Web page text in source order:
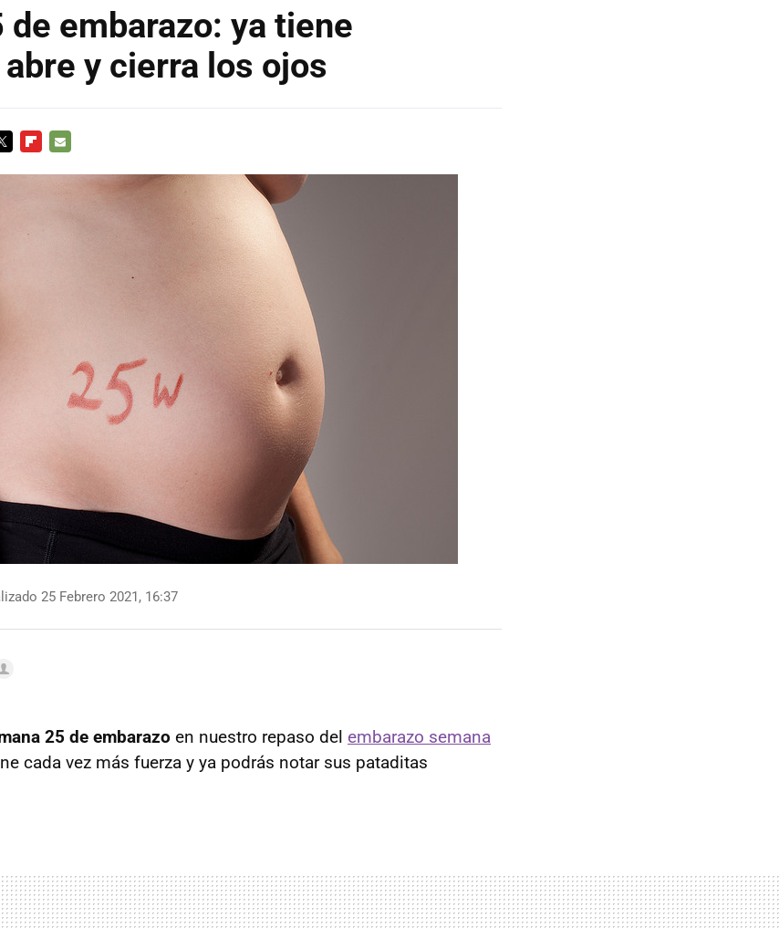
de embarazo: ya tiene
y cierra los ojos
25 Febrero 2021, 16:37
25 de embarazo en nuestro repaso del embarazo semana
cada vez más fuerza y ya podrás notar sus pataditas